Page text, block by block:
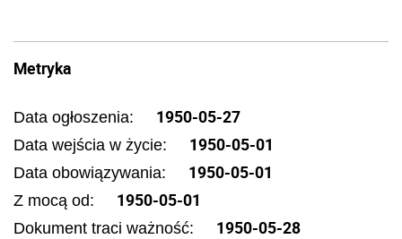
Metryka
Data ogłoszenia: 1950-05-27
Data wejścia w życie: 1950-05-01
Data obowiązywania: 1950-05-01
Z mocą od: 1950-05-01
Dokument traci ważność: 1950-05-28